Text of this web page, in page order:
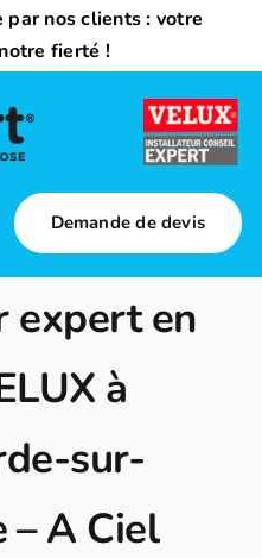
par nos clients : votre
fierté !
Demande de devis
expert en
à
sur-
– A Ciel